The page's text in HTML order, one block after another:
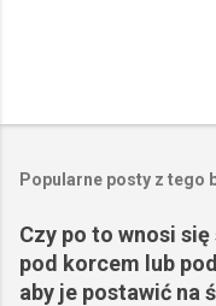
Popularne posty z tego
Czy po to wnosi
pod korcem lub
aby je postawić na